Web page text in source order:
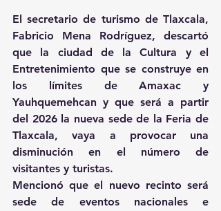
El secretario de turismo de Tlaxcala,
Fabricio Mena Rodríguez, descartó
que la ciudad de la Cultura y el
Entretenimiento que se construye en
los límites de Amaxac y
Yauhquemehcan y que será a partir
del 2026 la nueva sede de la Feria de
Tlaxcala, vaya a provocar una
disminución en el número de
visitantes y turistas.
Mencionó que el nuevo recinto será
sede de eventos nacionales e